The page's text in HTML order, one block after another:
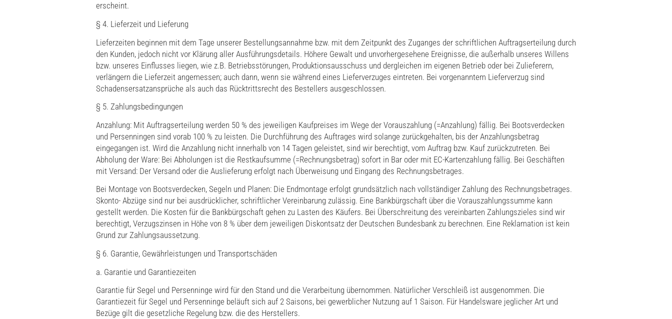
erscheint.
§ 4. Lieferzeit und Lieferung
Lieferzeiten beginnen mit dem Tage unserer Bestellungsannahme bzw. mit dem Zeitpunkt des Zuganges der schriftlichen Auftragserteilung durch
den Kunden, jedoch nicht vor Klärung aller Ausführungsdetails. Höhere Gewalt und unvorhergesehene Ereignisse, die außerhalb unseres Willens
bzw. unseres Einflusses liegen, wie z.B. Betriebsstörungen, Produktionsausschuss und dergleichen im eigenen Betrieb oder bei Zulieferern,
verlängern die Lieferzeit angemessen; auch dann, wenn sie während eines Lieferverzuges eintreten. Bei vorgenanntem Lieferverzug sind
Schadensersatzansprüche als auch das Rücktrittsrecht des Bestellers ausgeschlossen.
§ 5. Zahlungsbedingungen
Anzahlung: Mit Auftragserteilung werden 50 % des jeweiligen Kaufpreises im Wege der Vorauszahlung (=Anzahlung) fällig. Bei Bootsverdecken
und Persenningen sind vorab 100 % zu leisten. Die Durchführung des Auftrages wird solange zurückgehalten, bis der Anzahlungsbetrag
eingegangen ist. Wird die Anzahlung nicht innerhalb von 14 Tagen geleistet, sind wir berechtigt, vom Auftrag bzw. Kauf zurückzutreten. Bei
Abholung der Ware: Bei Abholungen ist die Restkaufsumme (=Rechnungsbetrag) sofort in Bar oder mit EC-Kartenzahlung fällig. Bei Geschäften
mit Versand: Der Versand oder die Auslieferung erfolgt nach Überweisung und Eingang des Rechnungsbetrages.
Bei Montage von Bootsverdecken, Segeln und Planen: Die Endmontage erfolgt grundsätzlich nach vollständiger Zahlung des Rechnungsbetrages.
Skonto- Abzüge sind nur bei ausdrücklicher, schriftlicher Vereinbarung zulässig. Eine Bankbürgschaft über die Vorauszahlungssumme kann
gestellt werden. Die Kosten für die Bankbürgschaft gehen zu Lasten des Käufers. Bei Überschreitung des vereinbarten Zahlungszieles sind wir
berechtigt, Verzugszinsen in Höhe von 8 % über dem jeweiligen Diskontsatz der Deutschen Bundesbank zu berechnen. Eine Reklamation ist kein
Grund zur Zahlungsaussetzung.
§ 6. Garantie, Gewährleistungen und Transportschäden
a. Garantie und Garantiezeiten
Garantie für Segel und Persenninge wird für den Stand und die Verarbeitung übernommen. Natürlicher Verschleiß ist ausgenommen. Die
Garantiezeit für Segel und Persenninge beläuft sich auf 2 Saisons, bei gewerblicher Nutzung auf 1 Saison. Für Handelsware jeglicher Art und
Bezüge gilt die gesetzliche Regelung bzw. die des Herstellers.